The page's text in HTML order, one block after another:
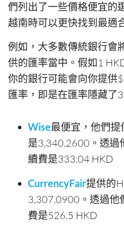
們列出了一些價格便宜的
越南時可以更快找到最適
例如，大多數傳統銀行會
供的匯率當中。假如1
你的銀行可能會向你提供
匯率，即是在匯率隱藏了
Wise最便宜，他們
是3,340.2600。透過
續費是333.04 HKD
CurrencyFair提供的
3,307.0900。透過他
費是526.5 HKD